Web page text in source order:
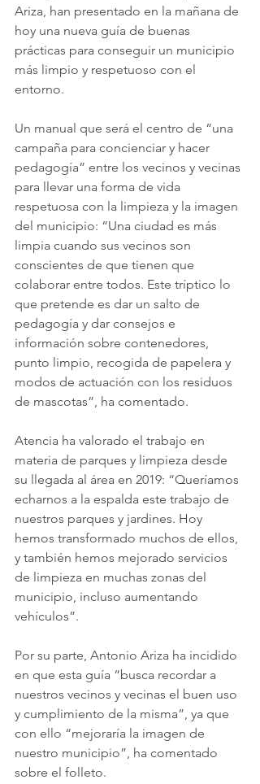
Ariza, han presentado en la mañana de
hoy una nueva guía de buenas
prácticas para conseguir un municipio
más limpio y respetuoso con el
entorno.
Un manual que será el centro de “una
campaña para concienciar y hacer
pedagogía” entre los vecinos y vecinas
para llevar una forma de vida
respetuosa con la limpieza y la imagen
del municipio: “Una ciudad es más
limpia cuando sus vecinos son
conscientes de que tienen que
colaborar entre todos. Este tríptico lo
que pretende es dar un salto de
pedagogía y dar consejos e
información sobre contenedores,
punto limpio, recogida de papelera y
modos de actuación con los residuos
de mascotas”, ha comentado.
Atencia ha valorado el trabajo en
materia de parques y limpieza desde
su llegada al área en 2019: “Queríamos
echarnos a la espalda este trabajo de
nuestros parques y jardines. Hoy
hemos transformado muchos de ellos,
y también hemos mejorado servicios
de limpieza en muchas zonas del
municipio, incluso aumentando
vehículos”.
Por su parte, Antonio Ariza ha incidido
en que esta guía “busca recordar a
nuestros vecinos y vecinas el buen uso
y cumplimiento de la misma”, ya que
con ello “mejoraría la imagen de
nuestro municipio”, ha comentado
sobre el folleto.